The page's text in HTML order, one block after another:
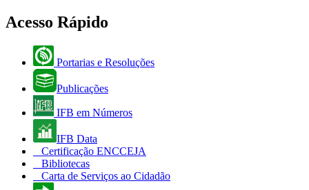
Acesso Rápido
Portarias e Resoluções
Publicações
IFB em Números
IFB Data
Certificação ENCCEJA
Bibliotecas
Carta de Serviços ao Cidadão